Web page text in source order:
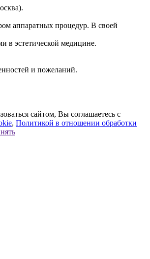
аппаратных процедур. В своей
в эстетической медицине.
и пожеланий.
сайтом, Вы соглашаетесь с
, Политикой в отношении обработки